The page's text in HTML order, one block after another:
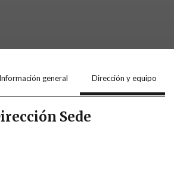
Información general Dirección y equipo
Sede